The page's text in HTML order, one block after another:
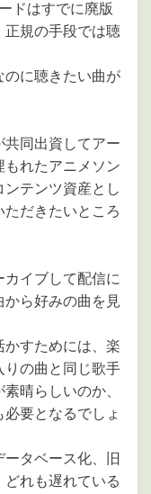
ドはすでに廃版
正規の手段では聴
のに聴きたい曲が
共同出資してアー
もれたアニメソン
テンツ資産とし
だきたいところ
カイブして配信に
ら好みの曲を見
すためには、楽
りの曲と同じ歌手
晴らしいのか、
要となるでしょ
タベース化、旧
れも遅れている